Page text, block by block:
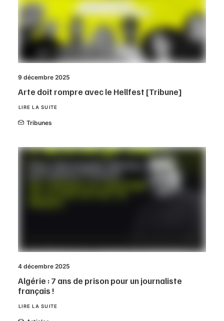
9 décembre 2025
Arte doit rompre avec le Hellfest [Tribune]
LIRE LA SUITE
Tribunes
4 décembre 2025
Algérie : 7 ans de prison pour un journaliste
français !
LIRE LA SUITE